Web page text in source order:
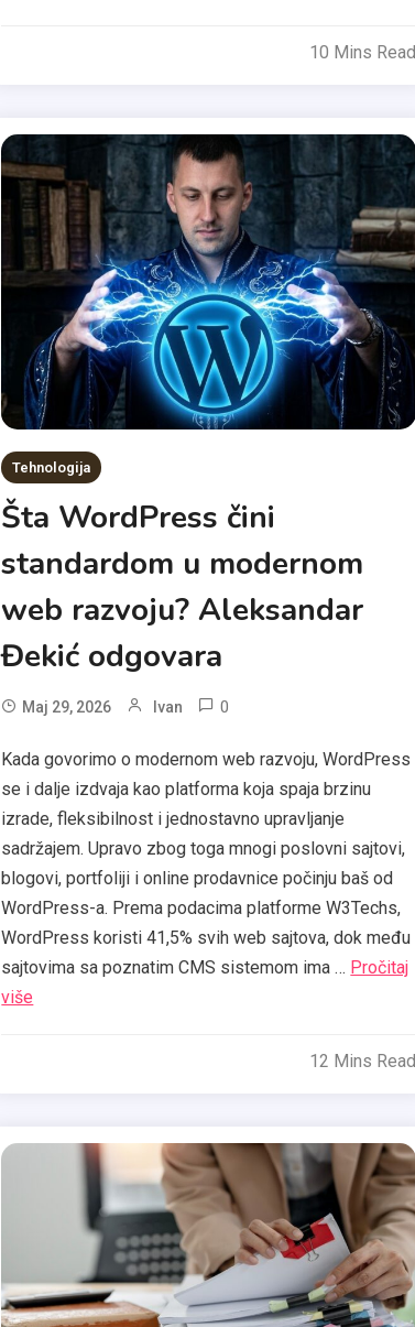
10 Mins Read
Tehnologija
Šta WordPress čini
standardom u modernom
web razvoju? Aleksandar
Đekić odgovara
Maj 29, 2026 Ivan 0
Kada govorimo o modernom web razvoju, WordPress
se i dalje izdvaja kao platforma koja spaja brzinu
izrade, fleksibilnost i jednostavno upravljanje
sadržajem. Upravo zbog toga mnogi poslovni sajtovi,
blogovi, portfoliji i online prodavnice počinju baš od
WordPress-a. Prema podacima platforme W3Techs,
WordPress koristi 41,5% svih web sajtova, dok među
sajtovima sa poznatim CMS sistemom ima … Pročitaj
više
12 Mins Read